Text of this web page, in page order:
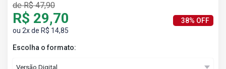
de R$ 47,90
R$ 29,70
ou 2x de R$ 14,85
38% OFF
Escolha o formato: